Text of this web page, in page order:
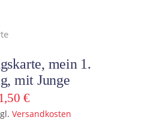
mein 1.
mit Junge
1,50 €
Versandkosten